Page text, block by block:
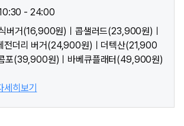
- 24:00
버거(16,900원)ㅣ콥샐러드(23,900원)ㅣ
전더리 버거(24,900원)ㅣ더텍산(21,900
포(39,900원)ㅣ바베큐플래터(49,900원)
세히보기